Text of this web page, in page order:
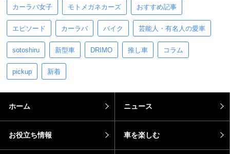
カーラバ女子 モトメガネカーズ おすすめ記事
エピソード カーラバ バイク 芸能人・有名人の愛車
sotoshiru 新型車 DRIMO 推し車 コラム
pickup 新着
ホーム ニュース
お役立ち情報 車を楽しむ